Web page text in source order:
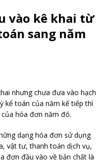
vào kê khai từ
sang năm
nhưng chưa đưa vào hạch
kế toán của năm kế tiếp thì
hóa đơn năm đó.
dạng hóa đơn sử dụng
vật tư, thanh toán dịch vụ,
đơn đầu vào về bản chất là